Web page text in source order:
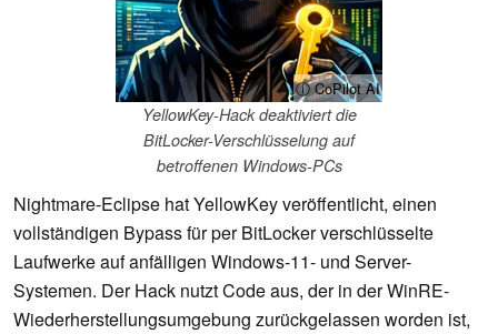
ⓘ CoPilot AI
YellowKey-Hack deaktiviert die
BitLocker-Verschlüsselung auf
betroffenen Windows-PCs
Nightmare-Eclipse hat YellowKey veröffentlicht, einen
vollständigen Bypass für per BitLocker verschlüsselte
Laufwerke auf anfälligen Windows-11- und Server-
Systemen. Der Hack nutzt Code aus, der in der WinRE-
Wiederherstellungsumgebung zurückgelassen worden ist,